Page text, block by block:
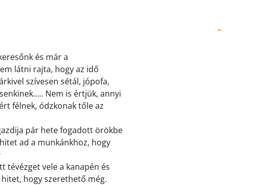
és már a
látni rajta, hogy az idő
szívesen sétál, jópofa,
Nem is értjük, annyi
félnek, ódzkonak tőle az
pár hete fogadott örökbe
ad a munkánkhoz, hogy
tévézget vele a kanapén és
hogy szerethető még.